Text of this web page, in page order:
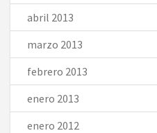
abril 2013
marzo 2013
febrero 2013
enero 2013
enero 2012